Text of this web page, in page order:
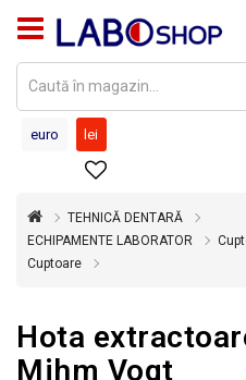
PRODUSE
DENTARĂ
DEZINFECȚIE
STERILIZARE
OFERTĂ
euro lei
TEHNICĂ DENTARĂ
ECHIPAMENTE LABORATOR
Cuptoare
Hota
Mihm Vogt